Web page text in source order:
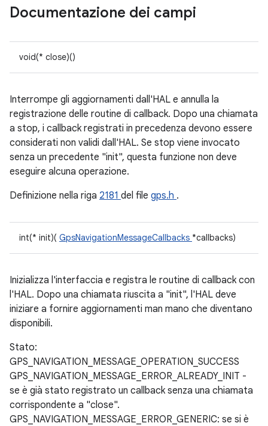
Documentazione dei campi
void(* close)()
Interrompe gli aggiornamenti dall'HAL e annulla la
registrazione delle routine di callback. Dopo una chiamata
a stop, i callback registrati in precedenza devono essere
considerati non validi dall'HAL. Se stop viene invocato
senza un precedente "init", questa funzione non deve
eseguire alcuna operazione.
Definizione nella riga 2181 del file gps.h .
int(* init)( GpsNavigationMessageCallbacks *callbacks)
Inizializza l'interfaccia e registra le routine di callback con
l'HAL. Dopo una chiamata riuscita a "init", l'HAL deve
iniziare a fornire aggiornamenti man mano che diventano
disponibili.
Stato:
GPS_NAVIGATION_MESSAGE_OPERATION_SUCCESS
GPS_NAVIGATION_MESSAGE_ERROR_ALREADY_INIT -
se è già stato registrato un callback senza una chiamata
corrispondente a "close".
GPS_NAVIGATION_MESSAGE_ERROR_GENERIC: se si è